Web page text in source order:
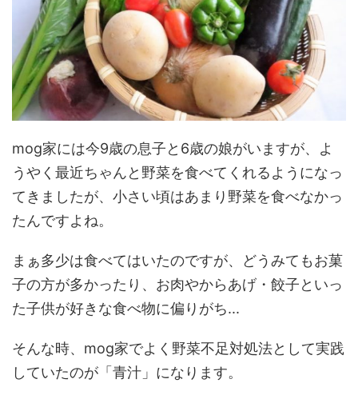
mog家には今9歳の息子と6歳の娘がいますが、よ
うやく最近ちゃんと野菜を食べてくれるようになっ
てきましたが、小さい頃はあまり野菜を食べなかっ
たんですよね。
まぁ多少は食べてはいたのですが、どうみてもお菓
子の方が多かったり、お肉やからあげ・餃子といっ
た子供が好きな食べ物に偏りがち...
そんな時、mog家でよく野菜不足対処法として実践
していたのが「青汁」になります。